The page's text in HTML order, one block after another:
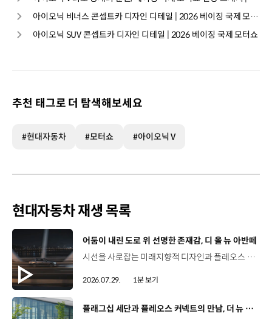
아이오닉 비너스 콘셉트카 디자인 디테일 | 2026 베이징 국제 모터쇼
아이오닉 SUV 콘셉트카 디자인 디테일 | 2026 베이징 국제 모터쇼
추천 태그로 더 탐색해보세요
#현대자동차 #모터쇼 #아이오닉 V
현대자동차 재생 목록
[동영상]
어둠이 내린 도로 위 선명한 존재감, 디 올 뉴 아반떼
시선을 사로잡는 미래지향적 디자인과 플레오스 커넥트로 완성한 디지털 경험까지.세단의 새로운 기준을 제시하는 디 올 뉴 아반떼를 만나보세요. *본 영상은 AI를 활용해 제작했습니다. #현대자동차 #디올뉴아반떼 #아반떼 #플레오스커넥트 #글레오AI 유튜브 쇼츠 보기
2026.07.29. 1분 보기
[동영상]
플래그십 세단과 플레오스 커넥트의 만남, 더 뉴 그랜저